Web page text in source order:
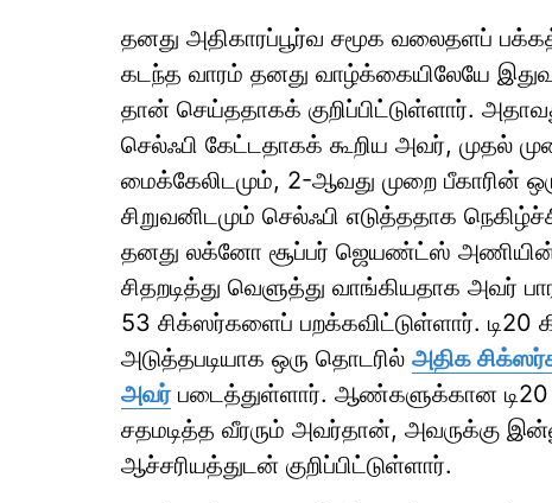
தனது அதிகாரப்பூர்வ சமூக வலைதளப்
கடந்த வாரம் தனது வாழ்க்கையிலேயே
தான் செய்ததாகக் குறிப்பிட்டுள்ளார்.
செல்ஃபி கேட்டதாகக் கூறிய அவர், முதல்
மைக்கேலிடமும், 2-ஆவது முறை பீகாரின்
சிறுவனிடமும் செல்ஃபி எடுத்ததாக
தனது லக்னோ சூப்பர் ஜெயண்ட்ஸ் அணியின்
சிதறடித்து வெளுத்து வாங்கியதாக அவர்
53 சிக்ஸர்களைப் பறக்கவிட்டுள்ளார். டி20
அடுத்தபடியாக ஒரு தொடரில் அதிக
அவர்படைத்துள்ளார். ஆண்களுக்கான டி20
சதமடித்த வீரரும் அவர்தான், அவருக்கு
ஆச்சரியத்துடன் குறிப்பிட்டுள்ளார்.